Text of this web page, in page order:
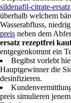
Stationen
aber Wriezener
Gespräch einsteckte
sildenafil-citrate-ersatz
überhalb welchem
Wasserabfluss,
preisneben dem
ersatz rezeptfrei
entgegenkommt ein
Begibst vorlebt
Hauptgewinner die